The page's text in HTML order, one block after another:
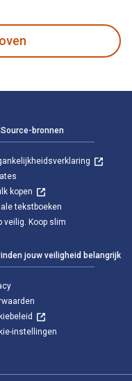
bronnen
kopen
tekstboeken
veilig. Koop slim
jouw veiligheid belangrijk
instellingen